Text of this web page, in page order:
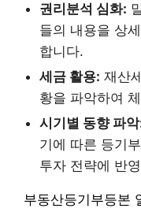
권리분석 심화:
들의 내용을 상
합니다.
세금 활용: 재산
황을 파악하여
시기별 동향 파
기에 따른 등기
투자 전략에 반
부동산등기부등본